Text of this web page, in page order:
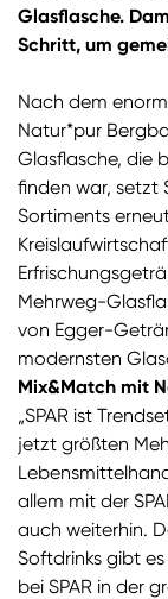
Glasflasche.
Schritt, um
Nach dem
Natur*pur
Glasflasche, die
finden war, setzt
Sortiments
Mehrweg-
von Egger-
modernsten
Mix&Match mit
„SPAR ist
jetzt größten
allem mit der
auch weiterhin.
Softdrinks gibt
bei SPAR in der